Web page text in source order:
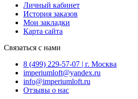
Личный кабинет
История заказов
Мои закладки
Карта сайта
Связаться с нами
8 (499) 229-57-07 | г. Москва
imperiumloft@yandex.ru
info@imperiumloft.ru
Отзывы о нас